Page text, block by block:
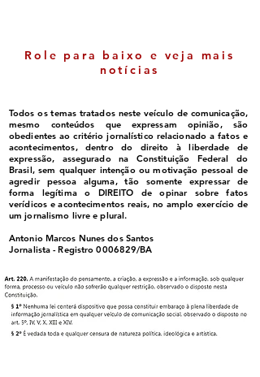
Role para baixo e veja mais
notícias
Todos os temas tratados neste veículo de comunicação,
mesmo conteúdos que expressam opinião, são
obedientes ao critério jornalístico relacionado a fatos e
acontecimentos, dentro do direito à liberdade de
expressão, assegurado na Constituição Federal do
Brasil, sem qualquer intenção ou motivação pessoal de
agredir pessoa alguma, tão somente expressar de
forma legítima o DIREITO de opinar sobre fatos
verídicos e acontecimentos reais, no amplo exercício de
um jornalismo livre e plural.
Antonio Marcos Nunes dos Santos
Jornalista - Registro0006829/BA